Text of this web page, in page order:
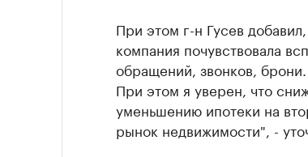
При этом г-н Гусев
компания почувствовала
обращений, звонков,
При этом я уверен, что
уменьшению ипотеки на
рынок недвижимости", -